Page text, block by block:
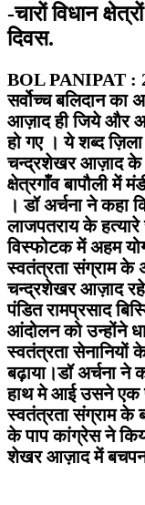
-चारों विधान
दिवस.
BOL PANIPAT :
सर्वोच्च बलिदान
आज़ाद ही जिये और
हो गए । ये शब्द ज़िला
चन्द्रशेखर आज़ाद के
क्षेत्रगाँव बापौली में
। डॉ अर्चना ने
लाजपतराय के हत्यारे
विस्फोटक में अहम
स्वतंत्रता संग्राम के
चन्द्रशेखर आज़ाद रहे
पंडित रामप्रसाद
आंदोलन को उन्होंने
स्वतंत्रता सेनानियों
बढ़ाया।डॉ अर्चना
हाथ मे आई उसने एक
स्वतंत्रता संग्राम के
के पाप कांग्रेस ने
शेखर आज़ाद में